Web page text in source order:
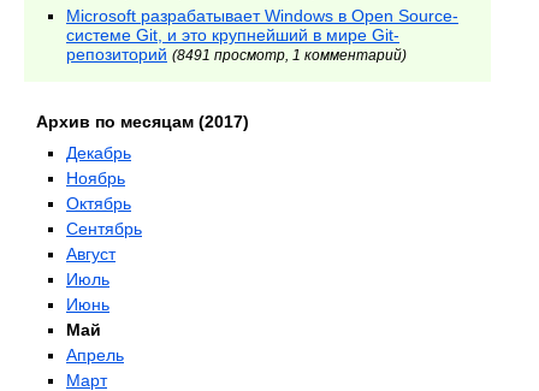
Microsoft разрабатывает Windows в Open Source-
системе Git, и это крупнейший в мире Git-
репозиторий (8491 просмотр, 1 комментарий)
Архив по месяцам (2017)
Декабрь
Ноябрь
Октябрь
Сентябрь
Август
Июль
Июнь
Май
Апрель
Март